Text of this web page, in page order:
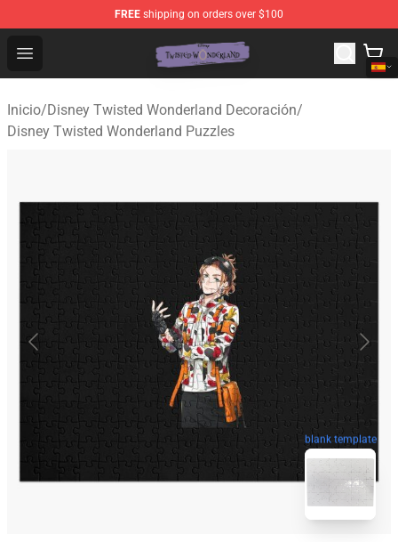
FREE shipping on orders over $100
Open menu
Twisted Wonderland Store - Official Twisted
Inicio/Disney Twisted Wonderland Decoración/
Disney Twisted Wonderland Puzzles
blank template